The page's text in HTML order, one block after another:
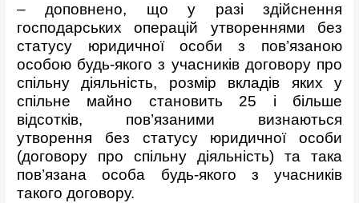
– доповнено, що у разі здійснення
господарських операцій утвореннями без
статусу юридичної особи з пов’язаною
особою будь-якого з учасників договору про
спільну діяльність, розмір вкладів яких у
спільне майно становить 25 і більше
відсотків, пов’язаними визнаються
утворення без статусу юридичної особи
(договору про спільну діяльність) та така
пов’язана особа будь-якого з учасників
такого договору.